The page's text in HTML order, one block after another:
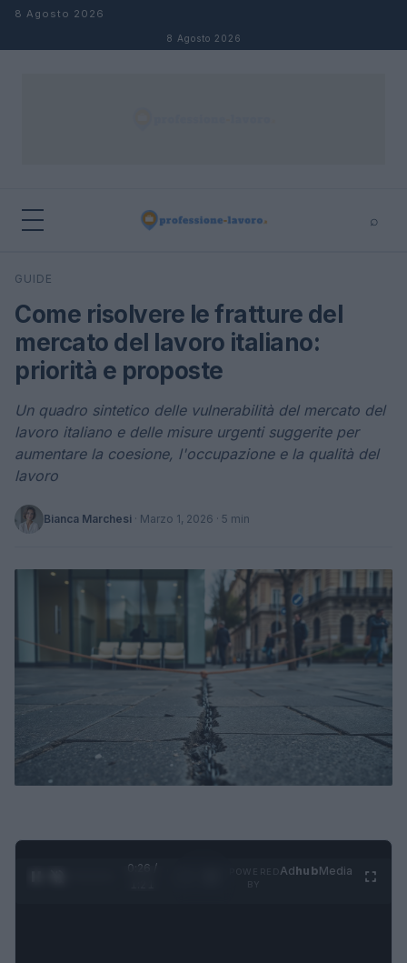
Salta al contenuto
8 Agosto 2026
8 Agosto 2026
⌕
Cerca
GUIDE
Come risolvere le fratture del
mercato del lavoro italiano:
priorità e proposte
Un quadro sintetico delle vulnerabilità del mercato del
lavoro italiano e delle misure urgenti suggerite per
aumentare la coesione, l'occupazione e la qualità del
lavoro
Bianca Marchesi · Marzo 1, 2026 · 5 min
0:27 /
AdhubMedia